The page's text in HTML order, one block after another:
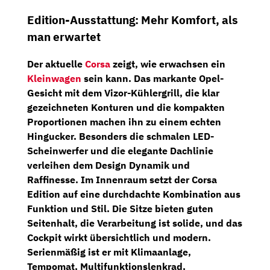
Edition-Ausstattung: Mehr Komfort, als
man erwartet
Der aktuelle Corsa zeigt, wie erwachsen ein
Kleinwagen sein kann. Das markante Opel-
Gesicht mit dem Vizor-Kühlergrill, die klar
gezeichneten Konturen und die kompakten
Proportionen machen ihn zu einem echten
Hingucker. Besonders die schmalen LED-
Scheinwerferund die elegante Dachlinie
verleihen dem Design Dynamik und
Raffinesse. Im Innenraum setzt der Corsa
Edition auf eine durchdachte Kombination aus
Funktion und Stil. Die Sitze bieten guten
Seitenhalt, die Verarbeitung ist solide, und das
Cockpit wirkt übersichtlich und modern.
Serienmäßig ist er mit Klimaanlage,
Tempomat, Multifunktionslenkrad,